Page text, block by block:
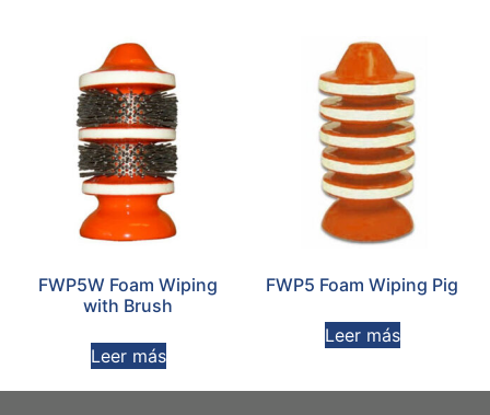
FWP5W Foam Wiping
with Brush
Leer más
FWP5 Foam Wiping Pig
Leer más